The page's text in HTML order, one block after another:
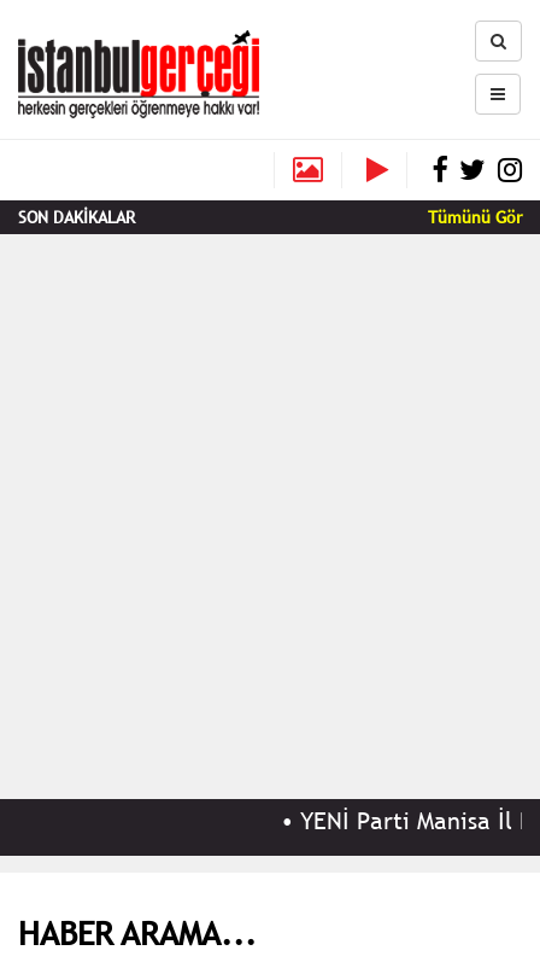
SON DAKİKALAR Tümünü Gör
•YENİ Parti Manisa İl
HABER ARAMA...